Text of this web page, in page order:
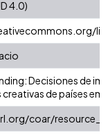
4.0)
Decisiones de
de países
coar/